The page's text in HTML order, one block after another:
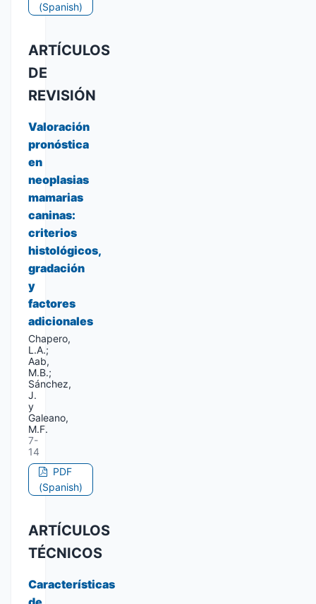
(Spanish)
ARTÍCULOS
DE
REVISIÓN
Valoración
pronóstica
en
neoplasias
mamarias
caninas:
criterios
histológicos,
gradación
y
factores
adicionales
Chapero,
L.A.;
Aab,
M.B.;
Sánchez,
J.
y
Galeano,
M.F.
7-
14
PDF
(Spanish)
ARTÍCULOS
TÉCNICOS
Características